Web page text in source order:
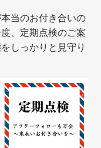
当のお付き合いの
、定期点検のご案
しっかりと見守り